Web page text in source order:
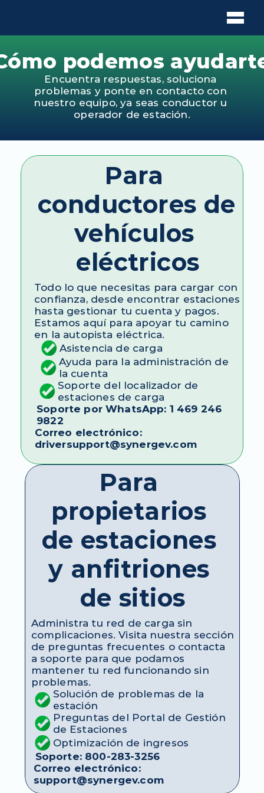
podemos
Encuentra respuestas, soluciona
problemas y ponte en contacto con
nuestro equipo, ya seas conductor u
operador de estación.
Para
conductores de
vehículos
eléctricos
Todo lo que necesitas para cargar con
confianza, desde encontrar estaciones
hasta gestionar tu cuenta y pagos.
Estamos aquí para apoyar tu camino
en la autopista eléctrica.
Asistencia de carga
Ayuda para la administración de
la cuenta
Soporte del localizador de
estaciones de carga
Soporte por WhatsApp: 1 469 246
9822
Correo electrónico:
driversupport@synergev.com
Para
propietarios
de estaciones
y anfitriones
de sitios
Administra tu red de carga sin
complicaciones. Visita nuestra sección
de preguntas frecuentes o contacta
a soporte para que podamos
mantener tu red funcionando sin
problemas.
Solución de problemas de la
estación
Preguntas del Portal de Gestión
de Estaciones
Optimización de ingresos
Soporte: 800-283-3256
Correo electrónico:
support@synergev.com